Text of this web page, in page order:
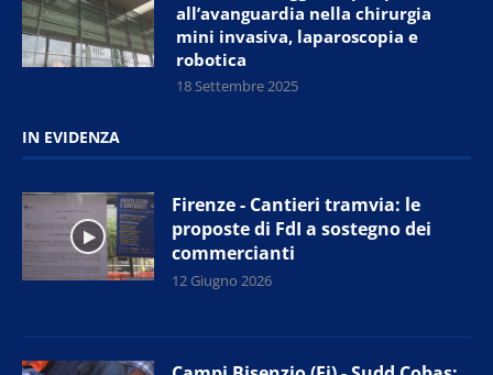
all’avanguardia nella chirurgia
mini invasiva, laparoscopia e
robotica
18 Settembre 2025
IN EVIDENZA
Firenze - Cantieri tramvia: le
proposte di FdI a sostegno dei
commercianti
12 Giugno 2026